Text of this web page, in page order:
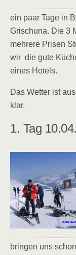
ein paar Tage in
Grischuna. Die 3
mehrere Prisen
wir die gute
eines Hotels.
Das Wetter ist
klar.
1. Tag
bringen uns